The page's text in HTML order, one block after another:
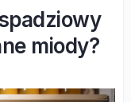
miody?